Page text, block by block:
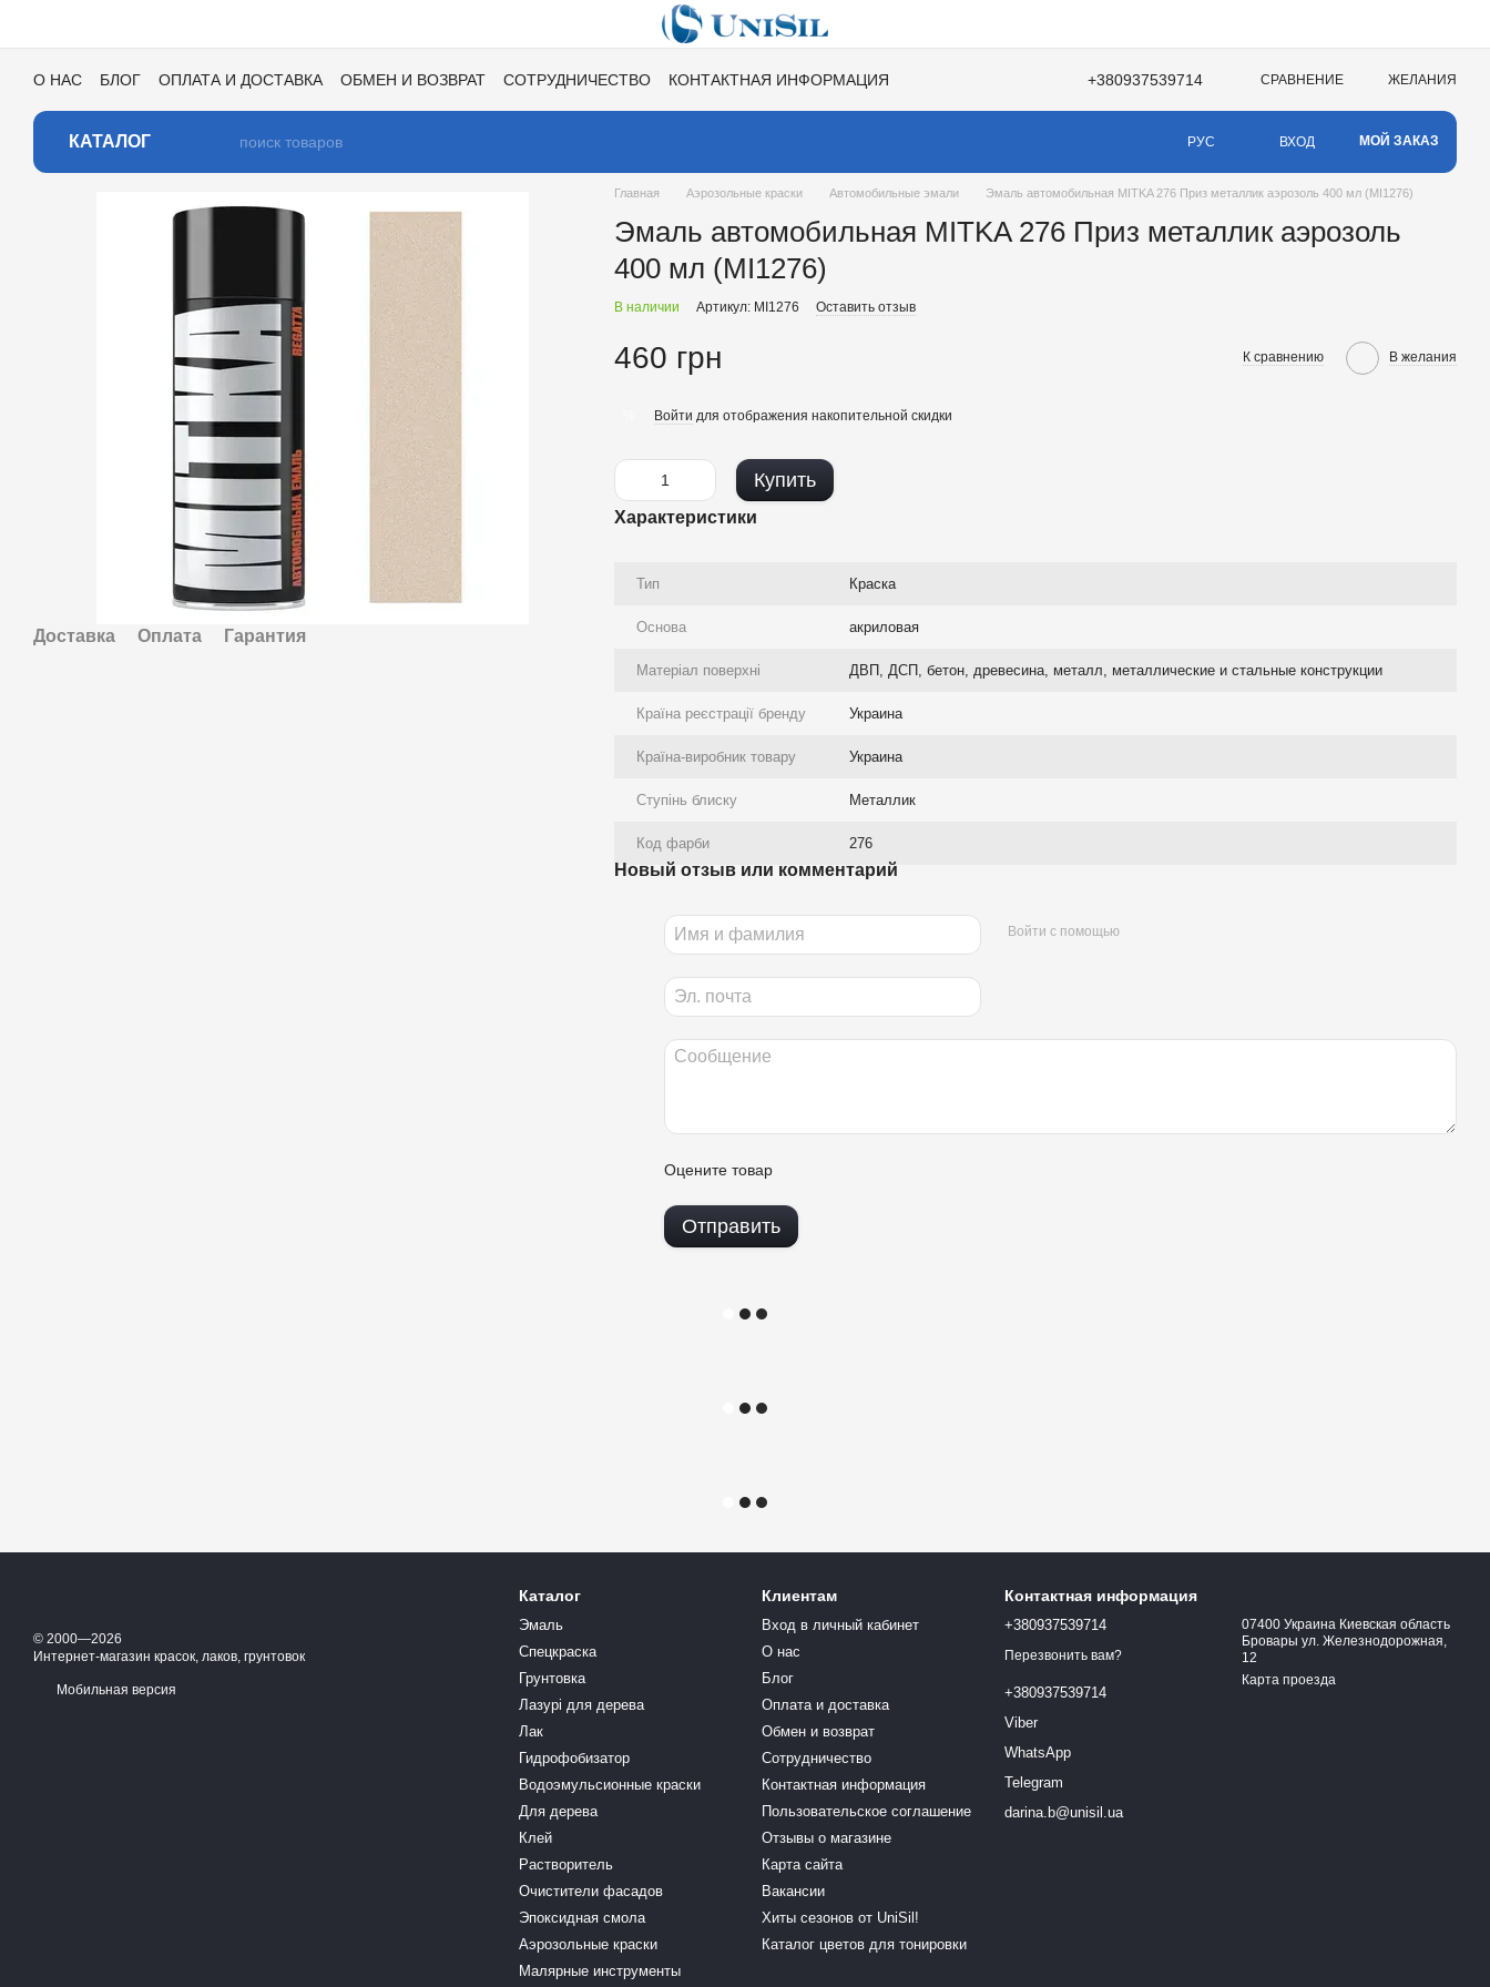
О НАС БЛОГ ОПЛАТА И ДОСТАВКА ОБМЕН И ВОЗВРАТ СОТРУДНИЧЕСТВО
КОНТАКТНАЯ ИНФОРМАЦИЯ
+380937539714 СРАВНЕНИЕ ЖЕЛАНИЯ
КАТАЛОГ РУС ВХОД МОЙ ЗАКАЗ
Доставка Оплата Гарантия
Главная Аэрозольные краски Автомобильные эмали Эмаль автомобильная MITKA 276 Приз металлик аэрозоль 400 мл (MI1276)
Эмаль автомобильная MITKA 276 Приз металлик аэрозоль
400 мл (MI1276)
В наличии Артикул: MI1276 Оставить отзыв
460 грн К сравнению В желания
Войти для отображения накопительной скидки
Купить
Характеристики
Тип Краска
Основа акриловая
Матеріал поверхні ДВП, ДСП, бетон, древесина, металл, металлические и стальные конструкции
Країна реєстрації бренду Украина
Країна-виробник товару Украина
Ступінь блиску Металлик
Код фарби 276
Новый отзыв или комментарий
Войти с помощью
Оцените товар
Отправить
© 2000—2026
Интернет-магазин красок, лаков, грунтовок
Мобильная версия
Каталог
Эмаль
Спецкраска
Грунтовка
Лазурі для дерева
Лак
Гидрофобизатор
Водоэмульсионные краски
Для дерева
Клей
Растворитель
Очистители фасадов
Эпоксидная смола
Аэрозольные краски
Малярные инструменты
Клиентам
Вход в личный кабинет
О нас
Блог
Оплата и доставка
Обмен и возврат
Сотрудничество
Контактная информация
Пользовательское соглашение
Отзывы о магазине
Карта сайта
Вакансии
Хиты сезонов от UniSil!
Каталог цветов для тонировки
Контактная информация
+380937539714
Перезвонить вам?
+380937539714
Viber
WhatsApp
Telegram
darina.b@unisil.ua
07400 Украина Киевская область
Бровары ул. Железнодорожная,
12
Карта проезда